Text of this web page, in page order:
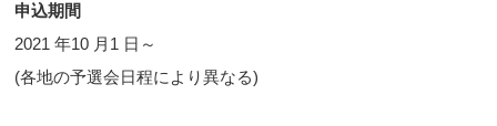
申込期間
2021 年10 月1 日～
(各地の予選会日程により異なる)